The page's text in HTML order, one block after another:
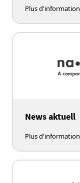
Plus d'information
News aktuell
Plus d'information